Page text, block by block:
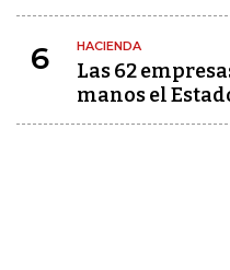
6 HACIENDA
Las 62
manos el